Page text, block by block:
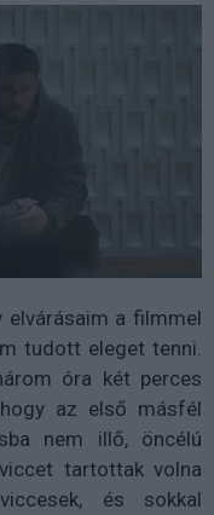
a filmmel
tudott eleget tenni.
óra két perces
az első másfél
nem illő, öncélú
tartottak volna
és sokkal